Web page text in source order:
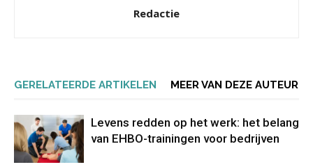
Redactie
GERELATEERDE ARTIKELEN MEER VAN DEZE AUTEUR
Levens redden op het werk: het belang
van EHBO-trainingen voor bedrijven